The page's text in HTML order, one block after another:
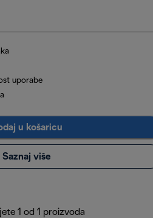
uporabe
u košaricu
Saznaj više
1 od 1 proizvoda